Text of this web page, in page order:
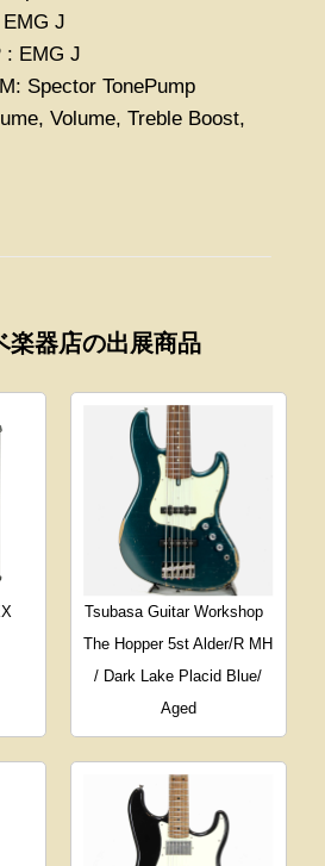
J
: EMG J
Spector TonePump
Volume, Treble Boost,
楽器店の出展商品
Tsubasa Guitar Workshop
The Hopper 5st Alder/R MH
/ Dark Lake Placid Blue/
Aged